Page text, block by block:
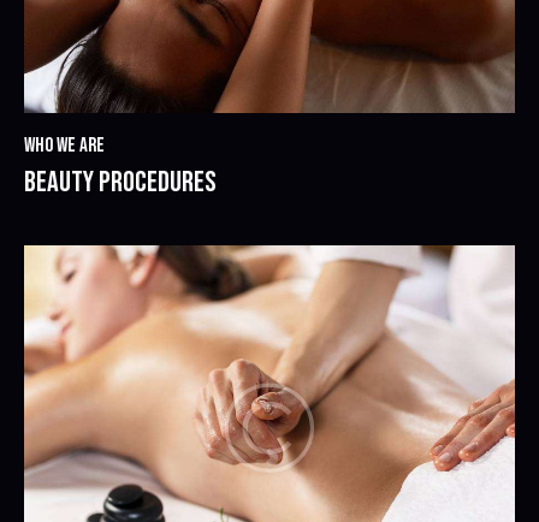
BEAUTY PROCEDURES
WHO WE ARE